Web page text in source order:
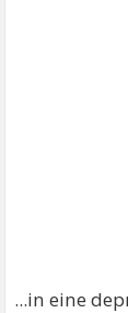
...in eine